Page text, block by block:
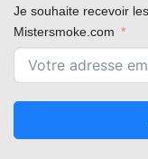
Je souhaite recevoir
Mistersmoke.com